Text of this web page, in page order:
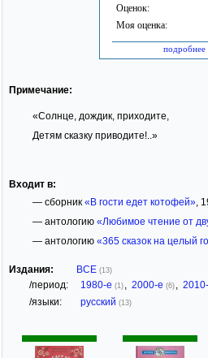
Оценок:
Моя оценка:
подробнее
Примечание:
«Солнце, дождик, приходите,
Детям сказку приводите!..»
Входит в:
— сборник «В гости едет котофей»,
— антологию «Любимое чтение от
— антологию «365 сказок на целый
Издания: ВСЕ (13)
/период: 1980-е (1) 2000-е (6)
/языки: русский (13)